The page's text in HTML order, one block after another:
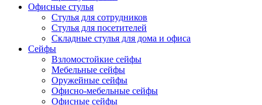
Офисные стулья
Стулья для сотрудников
Стулья для посетителей
Складные стулья для дома и офиса
Сейфы
Взломостойкие сейфы
Мебельные сейфы
Оружейные сейфы
Офисно-мебельные сейфы
Офисные сейфы